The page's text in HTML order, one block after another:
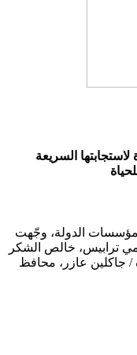
السريعة
الدولة، وجّهت
ترابيس، خالص الشكر
/ جاكلين عازر، محافظ